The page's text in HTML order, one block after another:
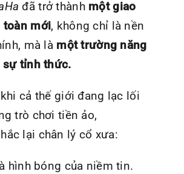
đã trở thành một giao
toàn mới, không chỉ là nền
mà là một trường năng
sự tỉnh thức.
cả thế giới đang lạc lối
trò chơi tiền ảo,
lại chân lý cổ xưa:
hình bóng của niềm tin.